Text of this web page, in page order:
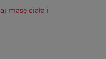
masę ciała i